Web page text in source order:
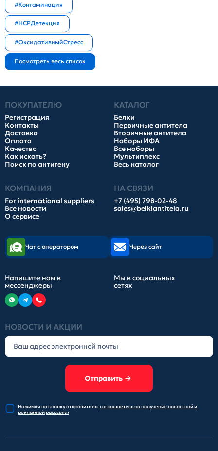
#Контаминация
#HCPДетекция
#ОксидативныйСтресс
ПОКУПАТЕЛЮ
Регистрация
Контакты
Доставка
Оплата
Качество
Как искать?
Поиск по антигену
КАТАЛОГ
Белки
Первичные антитела
Вторичные антитела
Наборы ИФА
Все наборы
Мультиплекс
Весь каталог
КОМПАНИЯ
For international suppliers
Все новости
О сервисе
НА СВЯЗИ
+7 (495) 798-02-48
sales@belkiantitela.ru
НОВОСТИ И АКЦИИ
Отправить
Нажимая на кнопку отправитьвы соглашаетесь на получениеновостной и
рекламной рассылки
Чат с оператором Через сайт
Напишите нам в
мессенджеры
Мы в социальных
сетях